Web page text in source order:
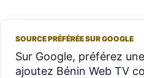
SOURCE PRÉFÉRÉE SUR GOOGLE
Sur Google, préférez
ajoutez Bénin Web TV